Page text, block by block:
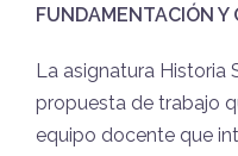
FUNDAMENTACIÓN Y
La asignatura Historia
propuesta de trabajo
equipo docente que